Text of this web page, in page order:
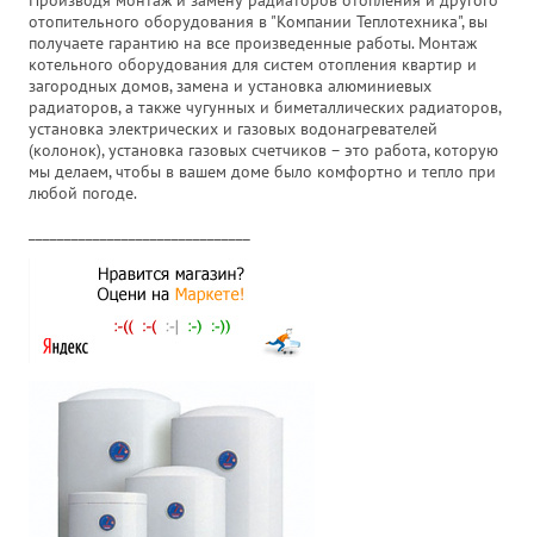
отопительного оборудования в "Компании Теплотехника", вы
получаете гарантию на все произведенные работы. Монтаж
котельного оборудования для систем отопления квартир и
загородных домов, замена и установка алюминиевых
радиаторов, а также чугунных и биметаллических радиаторов,
установка электрических и газовых водонагревателей
(колонок), установка газовых счетчиков – это работа, которую
мы делаем, чтобы в вашем доме было комфортно и тепло при
любой погоде.